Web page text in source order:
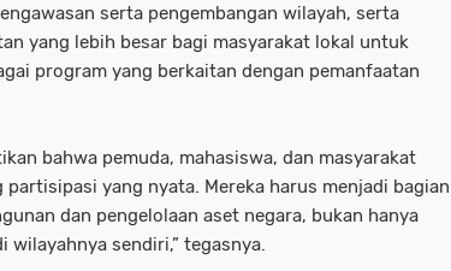
serta pengembangan wilayah, serta
yang lebih besar bagi masyarakat lokal untuk
program yang berkaitan dengan pemanfaatan
bahwa pemuda, mahasiswa, dan masyarakat
yang nyata. Mereka harus menjadi bagian
dan pengelolaan aset negara, bukan hanya
wilayahnya sendiri,” tegasnya.